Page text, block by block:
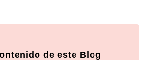
de este Blog